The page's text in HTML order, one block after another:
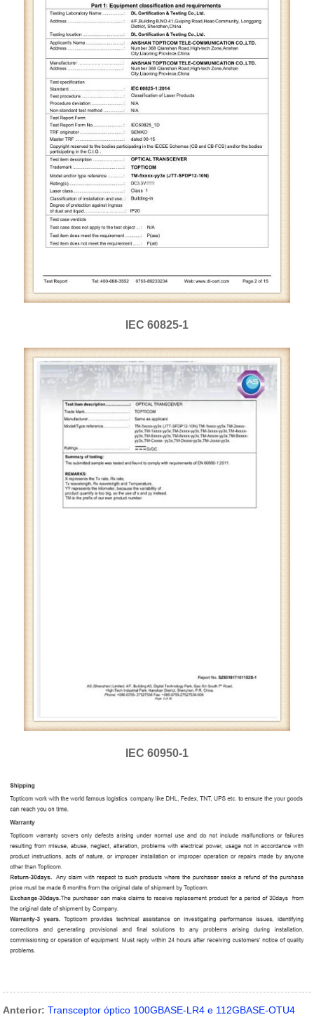
IEC 60825-1
IEC 60950-1
Anterior: Transceptor óptico 100GBASE-LR4 e 112GBASE-OTU4